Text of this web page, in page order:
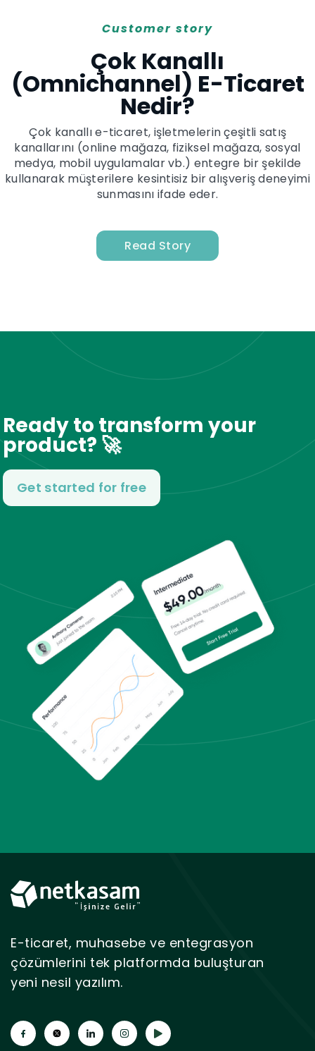
Customer story
Çok Kanallı
(Omnichannel) E-Ticaret
Nedir?
Çok kanallı e-ticaret, işletmelerin çeşitli satış
kanallarını (online mağaza, fiziksel mağaza, sosyal
medya, mobil uygulamalar vb.) entegre bir şekilde
kullanarak müşterilere kesintisiz bir alışveriş deneyimi
sunmasını ifade eder.
Read Story
Ready to transform your
product? 🚀
Get started for free
E-ticaret, muhasebe ve entegrasyon
çözümlerini tek platformda buluşturan
yeni nesil yazılım.